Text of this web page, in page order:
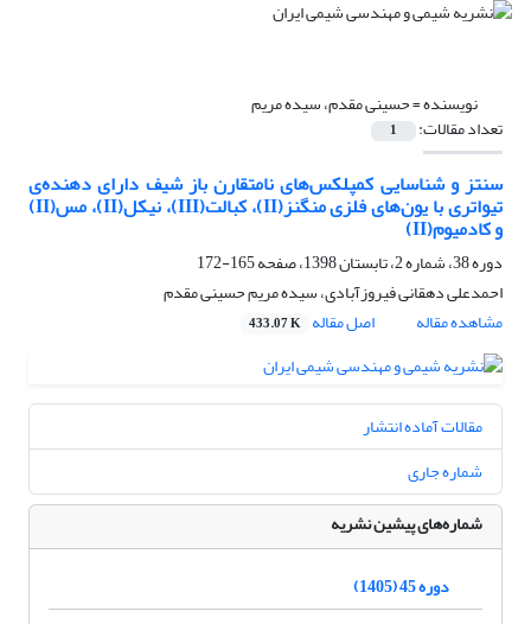
نویسنده =حسینی مقدم، سیده مریم
تعداد مقالات: 1
سنتز و شناسایی کمپلکس‌های نامتقارن باز شیف دارای دهنده‌ی
تیواتری با یون‌های فلزی منگنز(II)، کبالت(III)، نیکل(II)، مس(II)
و کادمیوم(II)‬‬‬‬
دوره 38، شماره 2، تابستان 1398، صفحه
165-172
احمدعلی دهقانی فیروزآبادی، سیده مریم حسینی مقدم
مشاهده مقاله
اصل مقاله 433.07 K
مقالات آماده انتشار
شماره جاری
شماره‌های پیشین نشریه
دوره 45 (1405)